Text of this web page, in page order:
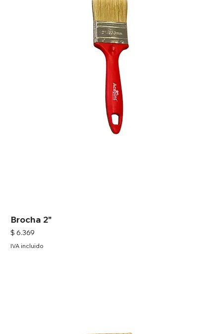
Brocha 2"
Precio
$ 6.369
IVA incluido